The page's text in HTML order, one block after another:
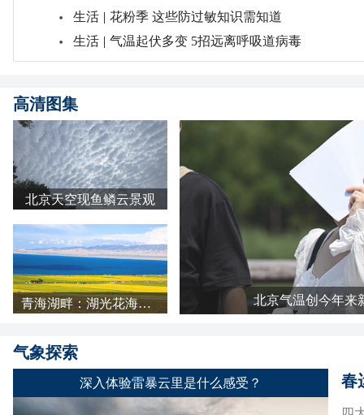
生活 | 花粉季 这些防过敏知识需知道
生活 | 气温起伏多变 5招远离呼吸道病毒
高清图集
北京天空现鱼鳞云景观
青海湖畔：湖光花海长云 天地铺成明亮画卷 北京气温创今年来
气象探索
深入体验雷暴云里是什么感受？ 春